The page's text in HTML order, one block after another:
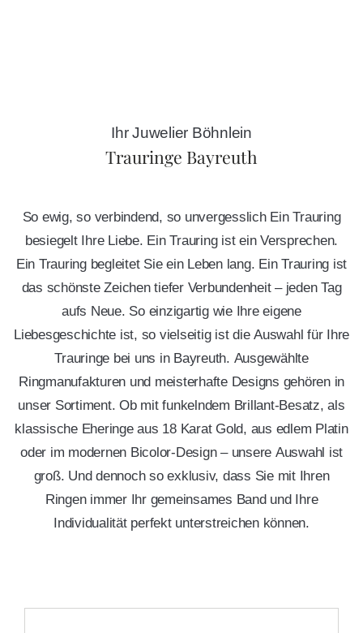
Ihr Juwelier Böhnlein
Trauringe Bayreuth
So ewig, so verbindend, so unvergesslich Ein Trauring
besiegelt Ihre Liebe. Ein Trauring ist ein Versprechen.
Ein Trauring begleitet Sie ein Leben lang. Ein Trauring ist
das schönste Zeichen tiefer Verbundenheit – jeden Tag
aufs Neue. So einzigartig wie Ihre eigene
Liebesgeschichte ist, so vielseitig ist die Auswahl für Ihre
Trauringe bei uns in Bayreuth. Ausgewählte
Ringmanufakturen und meisterhafte Designs gehören in
unser Sortiment. Ob mit funkelndem Brillant-Besatz, als
klassische Eheringe aus 18 Karat Gold, aus edlem Platin
oder im modernen Bicolor-Design – unsere Auswahl ist
groß. Und dennoch so exklusiv, dass Sie mit Ihren
Ringen immer Ihr gemeinsames Band und Ihre
Individualität perfekt unterstreichen können.